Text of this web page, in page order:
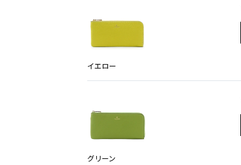
イエロー
グリーン